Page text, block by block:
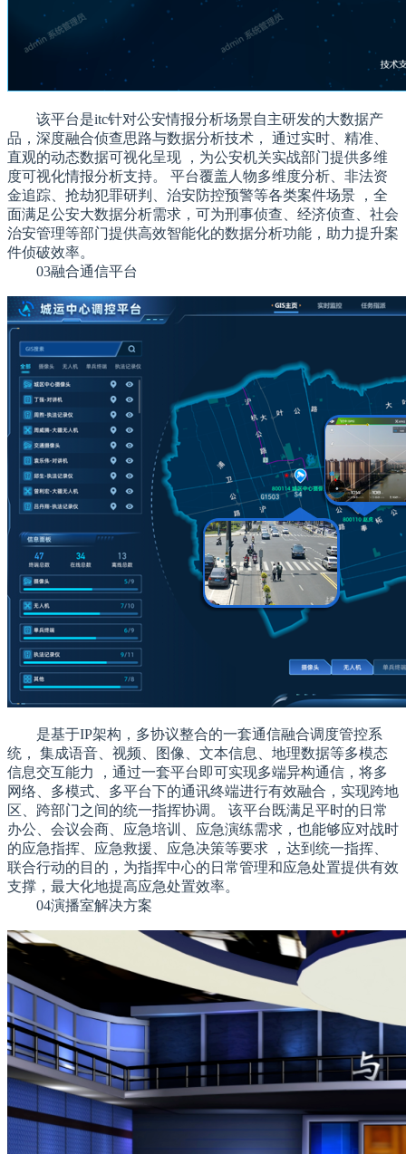
该平台是itc针对公安情报分析场景自主研发的大数据产
品，深度融合侦查思路与数据分析技术， 通过实时、精准、
直观的动态数据可视化呈现 ，为公安机关实战部门提供多维
度可视化情报分析支持。 平台覆盖人物多维度分析、非法资
金追踪、抢劫犯罪研判、治安防控预警等各类案件场景 ，全
面满足公安大数据分析需求，可为刑事侦查、经济侦查、社会
治安管理等部门提供高效智能化的数据分析功能，助力提升案
件侦破效率。
03融合通信平台
是基于IP架构，多协议整合的一套通信融合调度管控系
统， 集成语音、视频、图像、文本信息、地理数据等多模态
信息交互能力 ，通过一套平台即可实现多端异构通信，将多
网络、多模式、多平台下的通讯终端进行有效融合，实现跨地
区、跨部门之间的统一指挥协调。 该平台既满足平时的日常
办公、会议会商、应急培训、应急演练需求，也能够应对战时
的应急指挥、应急救援、应急决策等要求 ，达到统一指挥、
联合行动的目的，为指挥中心的日常管理和应急处置提供有效
支撑，最大化地提高应急处置效率。
04演播室解决方案